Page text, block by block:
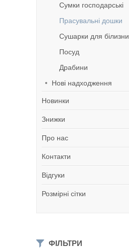
Сумки господарські
Прасувальні дошки
Сушарки для білизни
Посуд
Драбини
Нові надходження
Новинки
Знижки
Про нас
Контакти
Відгуки
Розмірні сітки
ФІЛЬТРИ